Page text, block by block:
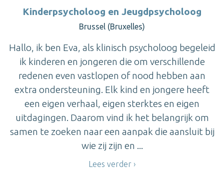
Kinderpsycholoog en Jeugdpsycholoog
Brussel (Bruxelles)
Hallo, ik ben Eva, als klinisch psycholoog begeleid
ik kinderen en jongeren die om verschillende
redenen even vastlopen of nood hebben aan
extra ondersteuning. Elk kind en jongere heeft
een eigen verhaal, eigen sterktes en eigen
uitdagingen. Daarom vind ik het belangrijk om
samen te zoeken naar een aanpak die aansluit bij
wie zij zijn en ...
Lees verder